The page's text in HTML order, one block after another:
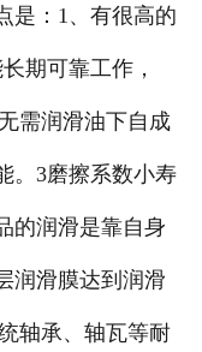
是：1、有很高的
期可靠工作，
需润滑油下自成
。3磨擦系数小寿
的润滑是靠自身
润滑膜达到润滑
轴承、轴瓦等耐